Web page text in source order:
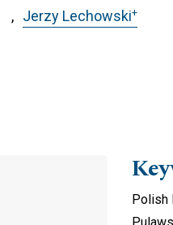
Jerzy Lechowski+
Polish